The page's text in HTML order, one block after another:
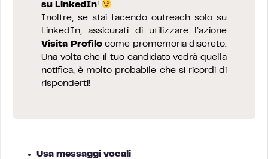
su LinkedIn!
Inoltre, se stai facendo outreach solo su
LinkedIn, assicurati di utilizzare l’azione
Visita Profilocome promemoria discreto.
Una volta che il tuo candidato vedrà quella
notifica, è molto probabile che si ricordi di
risponderti!
Usa messaggi vocali